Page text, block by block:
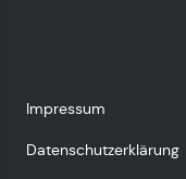
Impressum
Datenschutzerklärung